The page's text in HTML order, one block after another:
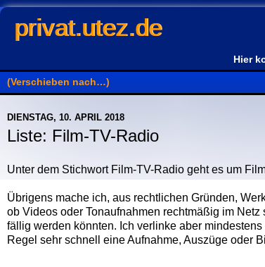
privat.utez.de
Hier
DIENSTAG, 10. APRIL 2018
Liste: Film-TV-Radio
Unter dem Stichwort Film-TV-Radio geht es um
Übrigens mache ich, aus rechtlichen Gründen,
ob Videos oder Tonaufnahmen rechtmäßig im
fällig werden könnten. Ich verlinke aber
Regel sehr schnell eine Aufnahme, Auszüge oder